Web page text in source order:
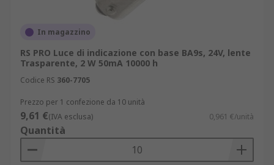
In magazzino
RS PRO Luce di indicazione con base BA9s, 24V, lente
Trasparente, 2 W 50mA 10000 h
Codice RS 360-7705
Prezzo per 1 confezione da 10 unità
9,61 €(IVA esclusa) 0,961 €/unità
Quantità